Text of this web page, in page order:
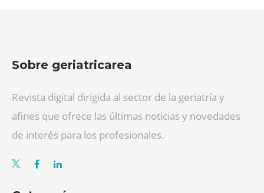
Sobre geriatricarea
Revista digital dirigida al sector de la geriatría y
afines que ofrece las últimas noticias y novedades
de interés para los profesionales.